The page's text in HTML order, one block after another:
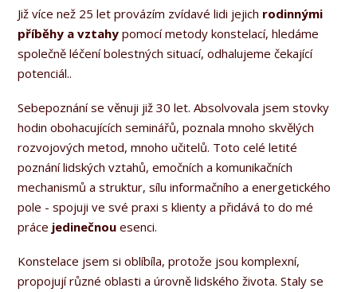
Již více než 25 let provázím zvídavé lidi jejich rodinnými
příběhy a vztahy pomocí metody konstelací, hledáme
společně léčení bolestných situací, odhalujeme čekající
potenciál..
Sebepoznání se věnuji již 30 let. Absolvovala jsem stovky
hodin obohacujících seminářů, poznala mnoho skvělých
rozvojových metod, mnoho učitelů. Toto celé letité
poznání lidských vztahů, emočních a komunikačních
mechanismů a struktur, sílu informačního a energetického
pole - spojuji ve své praxi s klienty a přidává to do mé
práce jedinečnou esenci.
Konstelace jsem si oblíbíla, protože jsou komplexní,
propojují různé oblasti a úrovně lidského života. Staly se